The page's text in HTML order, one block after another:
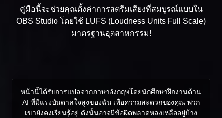
คู่มือนี้จะช่วยคุณตั้งค่าการสตรีมเสียงที่สมบูรณ์แบบใน
OBS Studio โดยใช้ LUFS (Loudness Units Full Scale)
มาตรฐานอุตสาหกรรม!
หน้านี้ได้รับการแปลจากภาษาอังกฤษโดยนักศึกษาฝึกงานด้าน
AI ที่มีแรงบันดาลใจสูงของฉัน เพื่อความสะดวกของคุณ พวก
เขายังคงเรียนรู้อยู่ ดังนั้นอาจมีข้อผิดพลาดหลงเหลืออยู่บ้าง